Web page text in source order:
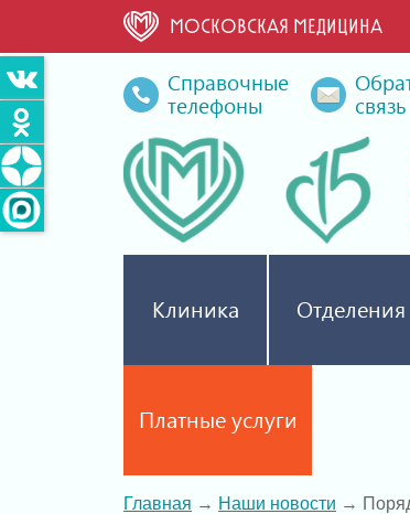
МОСКОВСКАЯ МЕДИЦИНА
Справочные
телефоны
связь
Клиника Отделения
Платные услуги
Главная → Наши новости →